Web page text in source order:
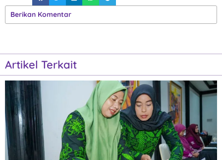
Berikan Komentar
Artikel Terkait